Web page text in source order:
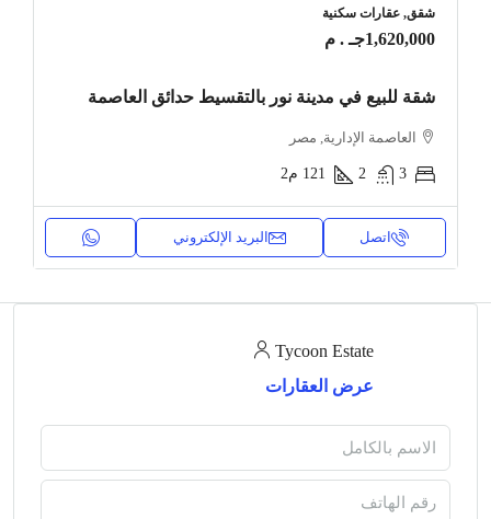
شقق, عقارات سكنية
1,620,000جـ . م
شقة للبيع في مدينة نور بالتقسيط حدائق العاصمة
العاصمة الإدارية, مصر
3
2
121 م2
اتصل البريد الإلكتروني
Tycoon Estate
عرض العقارات